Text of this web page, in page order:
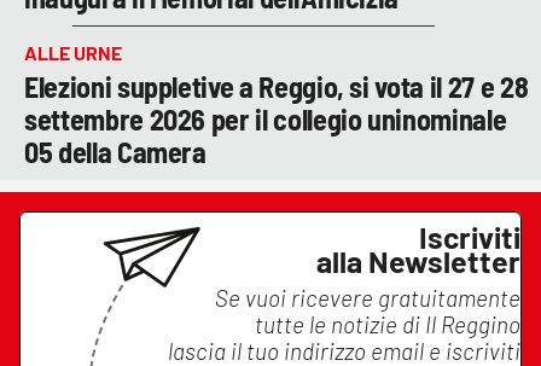
ALLE URNE
Elezioni suppletive a Reggio, si vota il 27 e 28
settembre 2026 per il collegio uninominale
05 della Camera
Iscriviti
alla Newsletter
Se vuoi ricevere gratuitamente
tutte le notizie di Il Reggino
lascia il tuo indirizzo email e iscriviti